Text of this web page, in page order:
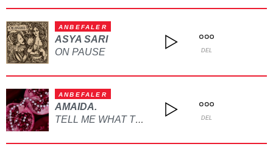
ANBEFALER
ASYA SARI
ON PAUSE
DEL
ANBEFALER
AMAIDA.
TELL ME WHAT TO DO DEL